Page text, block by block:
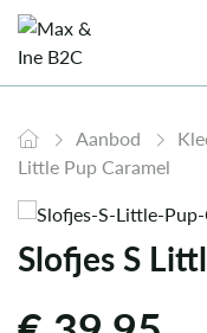
Aanbod
Little Pup Caramel
Slofjes S